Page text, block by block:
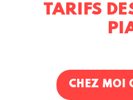
TARIFS
CHEZ MOI